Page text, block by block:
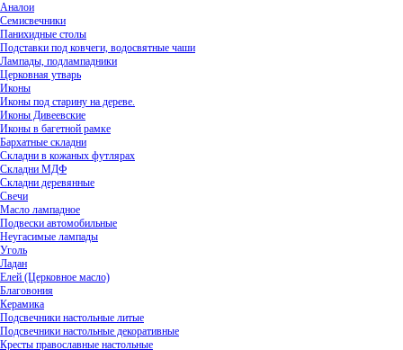
Аналои
Семисвечники
Панихидные столы
Подставки под ковчеги, водосвятные чаши
Лампады, подлампадники
Церковная утварь
Иконы
Иконы под старину на дереве.
Иконы Дивеевские
Иконы в багетной рамке
Бархатные складни
Складни в кожаных футлярах
Складни МДФ
Складни деревянные
Свечи
Масло лампадное
Подвески автомобильные
Неугасимые лампады
Уголь
Ладан
Елей (Церковное масло)
Благовония
Керамика
Подсвечники настольные литые
Подсвечники настольные декоративные
Кресты православные настольные